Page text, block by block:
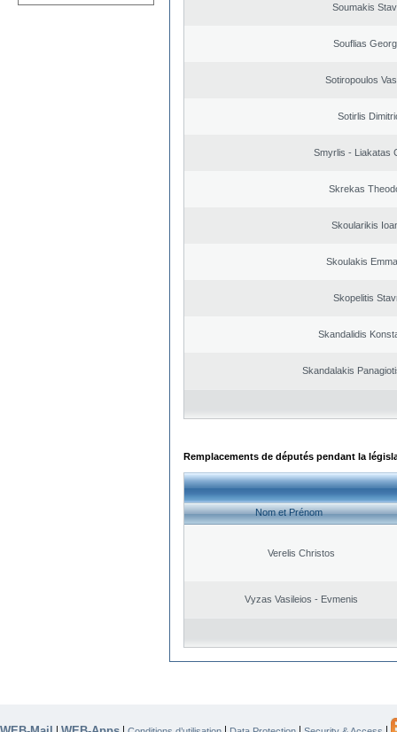
Soumakis
Souflias
Sotiropoulos
Sotirlis
Smyrlis - Liakatas
Skrekas
Skoularikis
Skoulakis
Skopelitis
Skandalidis
Skandalakis
Remplacements de députés pendant la
Nom et Prénom
Verelis Christos
Vyzas Vasileios - Evmenis
| | | | |